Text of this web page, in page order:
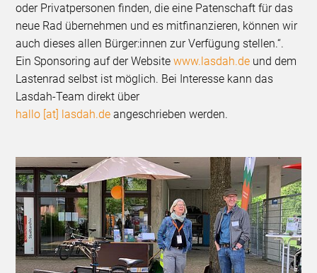
oder Privatpersonen finden, die eine Patenschaft für das
neue Rad übernehmen und es mitfinanzieren, können wir
auch dieses allen Bürger:innen zur Verfügung stellen.“.
Ein Sponsoring auf der Websitewww.lasdah.de und dem
Lastenrad selbst ist möglich. Bei Interesse kann das
Lasdah-Team direkt über
hallo [at] lasdah.de angeschrieben werden.